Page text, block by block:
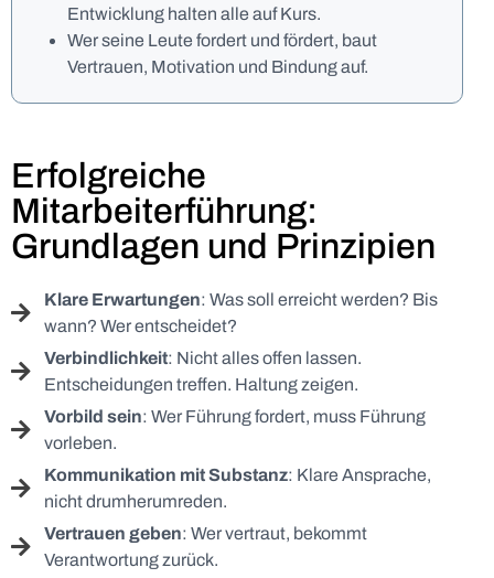
Entwicklung halten alle auf Kurs.
Wer seine Leute fordert und fördert, baut
Vertrauen, Motivation und Bindung auf.
Erfolgreiche
Mitarbeiterführung:
Grundlagen und Prinzipien
Klare Erwartungen: Was soll erreicht werden? Bis
wann? Wer entscheidet?
Verbindlichkeit: Nicht alles offen lassen.
Entscheidungen treffen. Haltung zeigen.
Vorbild sein: Wer Führung fordert, muss Führung
vorleben.
Kommunikation mit Substanz: Klare Ansprache,
nicht drumherumreden.
Vertrauen geben: Wer vertraut, bekommt
Verantwortung zurück.